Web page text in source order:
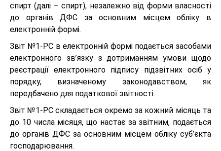
спирт (далі – спирт), незалежно від форми власності
до органів ДФС за основним місцем обліку в
електронній формі.
Звіт №1-РС в електронній формі подається засобами
електронного зв’язку з дотриманням умови щодо
реєстрації електронного підпису підзвітних осіб у
порядку, визначеному законодавством, як
передбачено для податкової звітності.
Звіт №1-РС складається окремо за кожний місяць та
до 10 числа місяця, що настає за звітним, подається
до органів ДФС за основним місцем обліку суб’єкта
господарювання.